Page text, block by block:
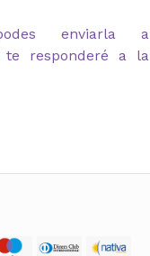
enviarla a
te responderé a la